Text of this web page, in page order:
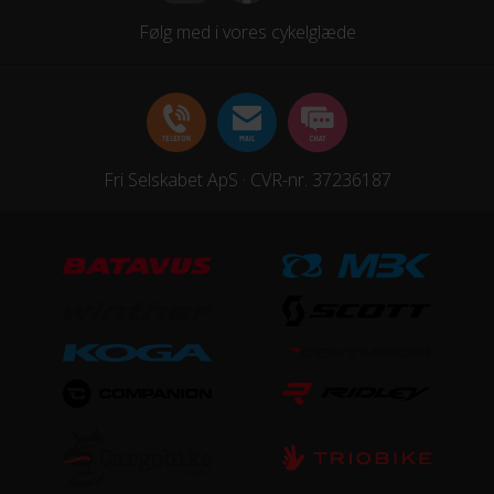
Samlet antal gear
Shimano ST-R7020, Dual control 22 Speed
Dæk
Følg med i vores cykelglæde
Fri Selskabet ApS · CVR-nr. 37236187